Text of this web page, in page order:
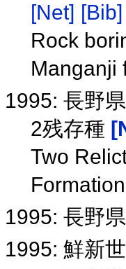
[Net] [Bib]
Rock
Manganji
1995: 長野
2残存種
Two
1995: 長野
1995: 鮮新